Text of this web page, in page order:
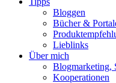
Bloggen
Bücher &
Lieblinks
Über mich
Blogmarketing,
Kooperationen